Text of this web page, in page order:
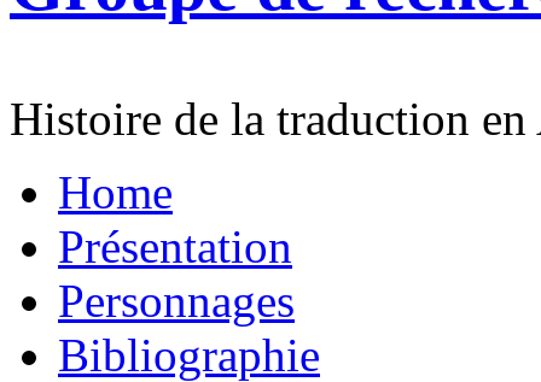
Histoire de la traduction
Home
Présentation
Personnages
Bibliographie